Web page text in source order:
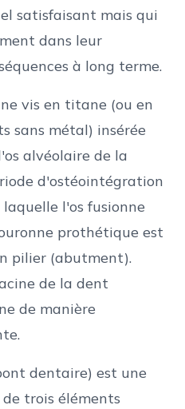
satisfaisant mais qui
dans leur
à long terme.
vis en titane (ou en
sans métal) insérée
alvéolaire de la
d'ostéointégration
l'os fusionne
prothétique est
pilier (abutment).
de la dent
de manière
dentaire) est une
trois éléments